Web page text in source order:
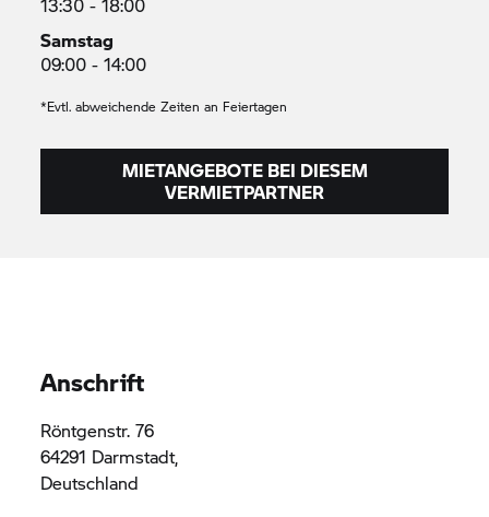
Samstag
09:00 - 14:00
*Evtl. abweichende Zeiten an Feiertagen
MIETANGEBOTE BEI DIESEM
VERMIETPARTNER
Anschrift
Röntgenstr. 76
64291 Darmstadt,
Deutschland